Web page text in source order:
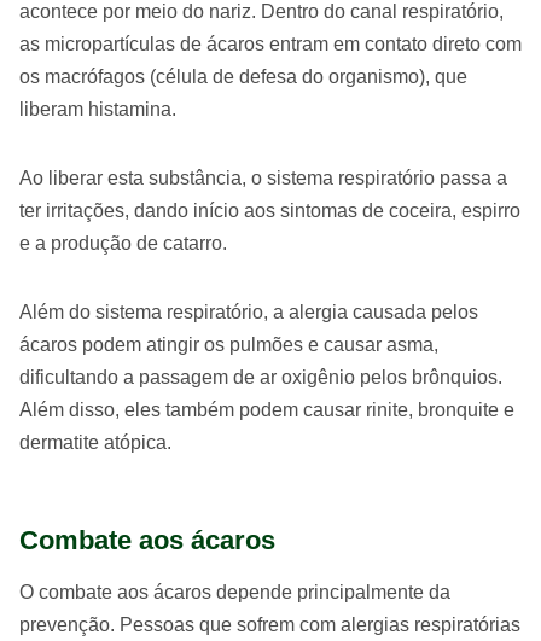
acontece por meio do nariz. Dentro do canal respiratório,
as micropartículas de ácaros entram em contato direto com
os macrófagos (célula de defesa do organismo), que
liberam histamina.
Ao liberar esta substância, o sistema respiratório passa a
ter irritações, dando início aos sintomas de coceira, espirro
e a produção de catarro.
Além do sistema respiratório, a alergia causada pelos
ácaros podem atingir os pulmões e causar asma,
dificultando a passagem de ar oxigênio pelos brônquios.
Além disso, eles também podem causar rinite, bronquite e
dermatite atópica.
Combate aos ácaros
O combate aos ácaros depende principalmente da
prevenção. Pessoas que sofrem com alergias respiratórias